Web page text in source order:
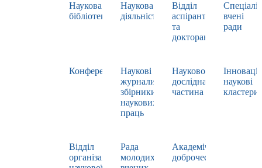
Наукова
бібліотека
Наукова
діяльність
Відділ
аспірантури
та
докторантури
вчені
ради
Конференції
Наукові
журнали,
збірники
наукових
праць
Науково-
дослідна
частина
наукові
кластери
Відділ
організації
Рада
молодих
Академічна
доброчесність